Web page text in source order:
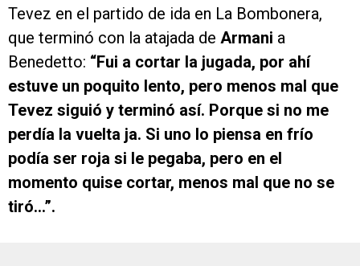
Tevez en el partido de ida en La Bombonera,
que terminó con la atajada de Armani a
Benedetto: “Fui a cortar la jugada, por ahí
estuve un poquito lento, pero menos mal que
Tevez siguió y terminó así. Porque si no me
perdía la vuelta ja. Si uno lo piensa en frío
podía ser roja si le pegaba, pero en el
momento quise cortar, menos mal que no se
tiró…”.